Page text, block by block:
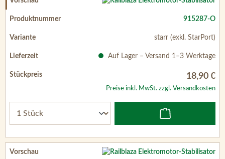
915287-O
starr (exkl. StarPort)
Auf Lager – Versand 1–3 Werktage
18,90 €
Preise inkl. MwSt. zzgl. Versandkosten